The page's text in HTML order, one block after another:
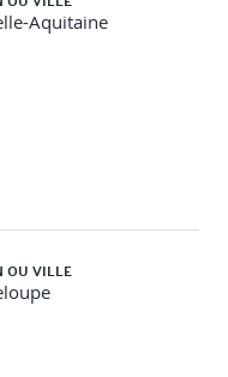
<th>, scope,
transcription,
et
gabarit HTML non
CI/CD et
Aquitaine
OU VILLE